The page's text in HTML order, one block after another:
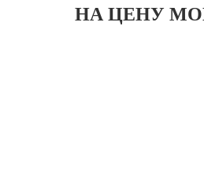
НА ЦЕНУ